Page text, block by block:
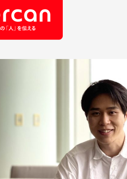
ゴリーから探す 会社・事業
鹿島アントラーズ
Ads
メルカリ